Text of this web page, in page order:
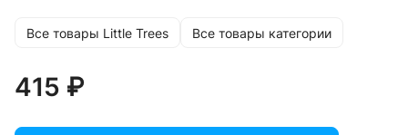
Все товары Little Trees Все товары категории
415 ₽